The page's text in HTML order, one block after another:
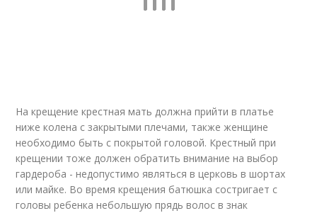
На крещение крестная мать должна прийти в платье
ниже колена с закрытыми плечами, также женщине
необходимо быть с покрытой головой. Крестный при
крещении тоже должен обратить внимание на выбор
гардероба - недопустимо являться в церковь в шортах
или майке. Во время крещения батюшка состригает с
головы ребенка небольшую прядь волос в знак